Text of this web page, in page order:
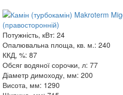
Потужність, кВт: 24
Опалювальна площа, кв. м.: 240
ККД, %: 87
Обсяг водяної сорочки, л: 77
Діаметр димоходу, мм: 200
Висота, мм: 1290